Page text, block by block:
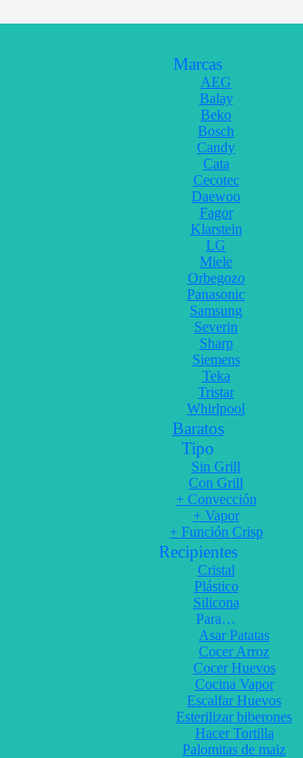
Marcas
AEG
Balay
Beko
Bosch
Candy
Cata
Cecotec
Daewoo
Fagor
Klarstein
LG
Miele
Orbegozo
Panasonic
Samsung
Severin
Sharp
Siemens
Teka
Tristar
Whirlpool
Baratos
Tipo
Sin Grill
Con Grill
+ Convección
+ Vapor
+ Función Crisp
Recipientes
Cristal
Plástico
Silicona
Para…
Asar Patatas
Cocer Arroz
Cocer Huevos
Cocina Vapor
Escalfar Huevos
Esterilizar biberones
Hacer Tortilla
Palomitas de maiz